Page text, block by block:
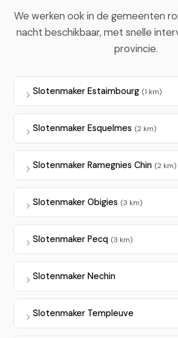
We werken ook in de gemeenten
nacht beschikbaar, met snelle
provincie.
Slotenmaker Estaimbourg (1 km)
Slotenmaker Esquelmes (2 km)
Slotenmaker Ramegnies Chin (2 km)
Slotenmaker Obigies (3 km)
Slotenmaker Pecq (3 km)
Slotenmaker Nechin
Slotenmaker Templeuve